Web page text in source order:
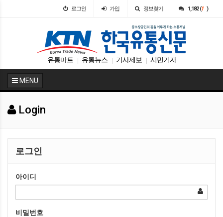
로그인 가입 정보찾기 1,182 (1 )
유통마트 유통뉴스 기사제보 시민기자
MENU
Login
로그인
아이디
비밀번호